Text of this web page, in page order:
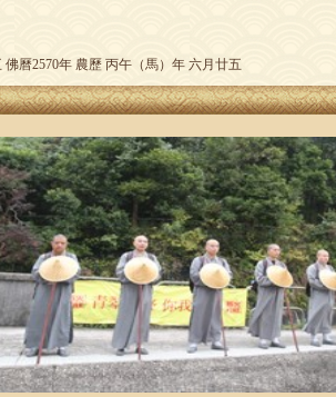
佛曆2570年 農歷 丙午（馬）年 六月廿五